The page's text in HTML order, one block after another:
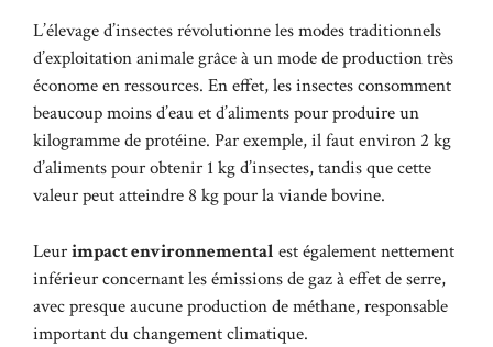
L’élevage d’insectes révolutionne les modes traditionnels
d’exploitation animale grâce à un mode de production très
économe en ressources. En effet, les insectes consomment
beaucoup moins d’eau et d’aliments pour produire un
kilogramme de protéine. Par exemple, il faut environ 2 kg
d’aliments pour obtenir 1 kg d’insectes, tandis que cette
valeur peut atteindre 8 kg pour la viande bovine.
Leurimpact environnemental est également nettement
inférieur concernant les émissions de gaz à effet de serre,
avec presque aucune production de méthane, responsable
important du changement climatique.